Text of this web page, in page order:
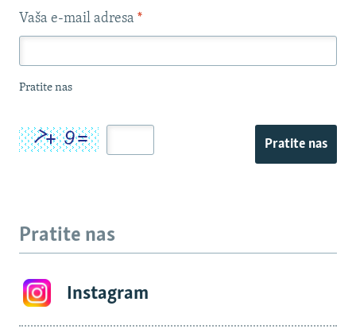
Vaša e-mail adresa *
Pratite nas
Pratite nas
Pratite nas
Instagram